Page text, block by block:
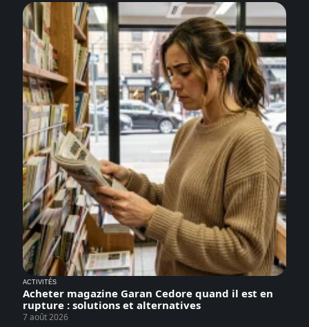
ACTIVITÉS
Acheter magazine Garan Cedore quand il est en
rupture : solutions et alternatives
7 août 2026